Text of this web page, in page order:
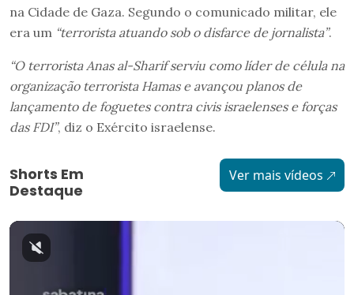
na Cidade de Gaza. Segundo o comunicado militar, ele
era um “terrorista atuando sob o disfarce de jornalista”.
“O terrorista Anas al-Sharif serviu como líder de célula na
organização terrorista Hamas e avançou planos de
lançamento de foguetes contra civis israelenses e forças
das FDI”, diz o Exército israelense.
Shorts Em
Destaque
Ver mais vídeos